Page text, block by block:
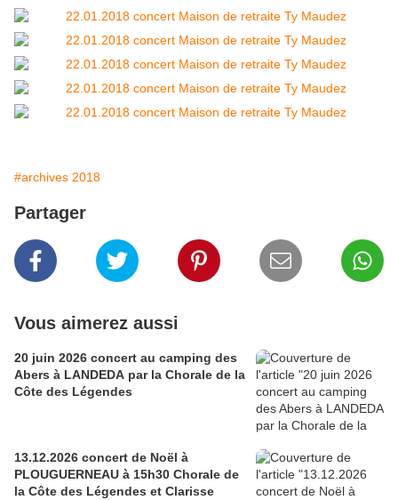
#archives 2018
Partager
Vous aimerez aussi
20 juin 2026 concert au camping des
Abers à LANDEDA par la Chorale de la
Côte des Légendes
13.12.2026 concert de Noël à
PLOUGUERNEAU à 15h30 Chorale de
la Côte des Légendes et Clarisse